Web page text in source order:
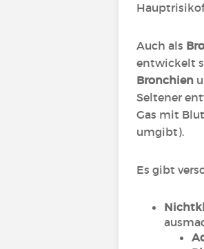
Auch als
entwickelt
Bronchien
Seltener
Gas mit
umgibt).
Es gibt